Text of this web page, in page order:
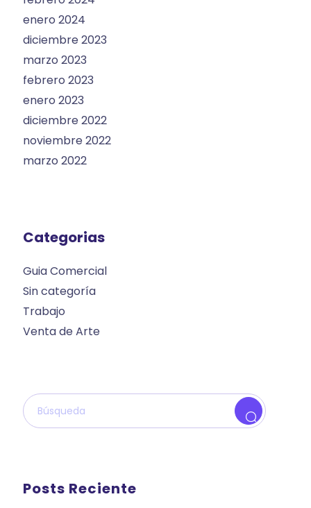
enero 2024
diciembre 2023
marzo 2023
febrero 2023
enero 2023
diciembre 2022
noviembre 2022
marzo 2022
Categorias
Guia Comercial
Sin categoría
Trabajo
Venta de Arte
Posts Reciente